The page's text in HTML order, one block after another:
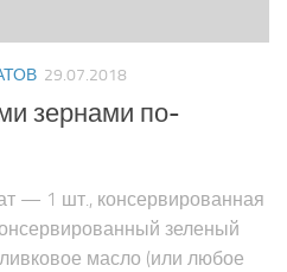
29.07.2018
зернами по-
— 1 шт., консервированная
зеленый
масло (или любое